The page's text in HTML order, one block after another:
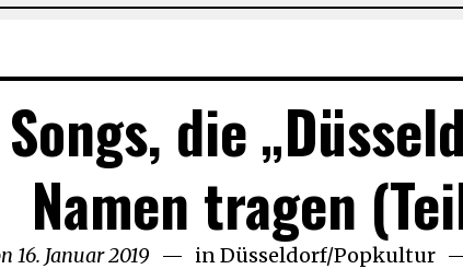
die
Namen tragen
16. Januar 2019 20.
inDüsseldorf/Popkultur